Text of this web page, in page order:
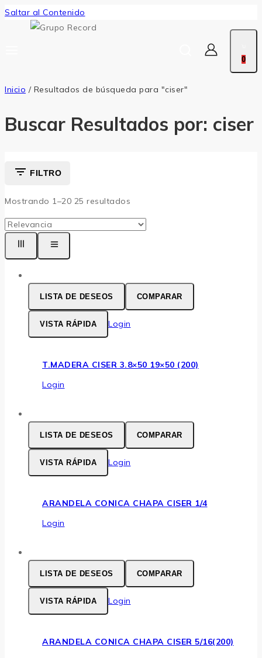
Saltar al Contenido
0
Inicio / Resultados de búsqueda para "ciser"
Buscar Resultados por: ciser
FILTRO
Mostrando 1–20 25 resultados
LISTA DE DESEOS COMPARAR
VISTA RÁPIDA Login
T.MADERA CISER 3.8×50 19×50 (200)
Login
LISTA DE DESEOS COMPARAR
VISTA RÁPIDA Login
ARANDELA CONICA CHAPA CISER 1/4
Login
LISTA DE DESEOS COMPARAR
VISTA RÁPIDA Login
ARANDELA CONICA CHAPA CISER 5/16(200)